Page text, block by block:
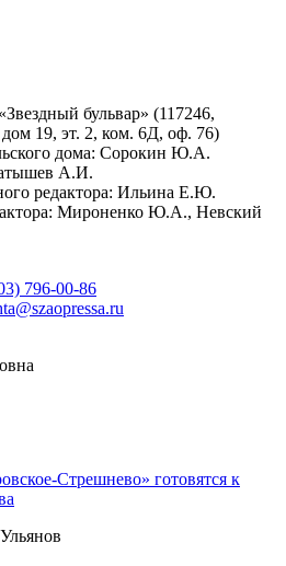
бульвар» (117246,
19, эт. 2, ком. 6Д, оф. 76)
дома: Сорокин Ю.А.
А.И.
редактора: Ильина Е.Ю.
Мироненко Ю.А., Невский
796-00-86
Стрешнево» готовятся к